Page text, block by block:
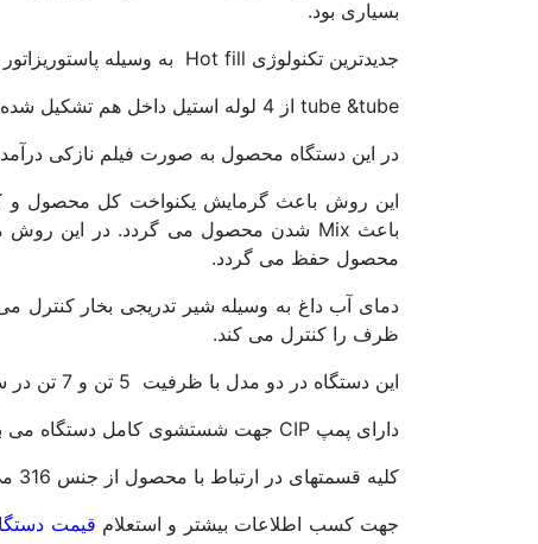
بسیاری بود.
جدیدترین تکنولوژی Hot fill به وسیله پاستوریزاتور های tube&tube می باشد.پاستوریزاتور
tube &tube از 4 لوله استیل داخل هم تشکیل شده است.که بین لوله ها محصول و آب داغ جریان دارند.
در این دستگاه محصول به صورت فیلم نازکی
این روش باعث گرمایش یکنواخت کل محصول و
محصول حفظ می گردد.
ظرف را کنترل می کند.
این دستگاه در دو مدل با ظرفیت 5 تن و 7 تن در ساعت ساخته می شود.
دارای پمپ CIP جهت شستشوی کامل دستگاه می باشد.
کلیه قسمتهای در ارتباط با محصول از جنس 316 می باشد مابقی قسمتها از جنس 304 می باشد.
جهت کسب اطلاعات بیشتر و استعلام قیمت